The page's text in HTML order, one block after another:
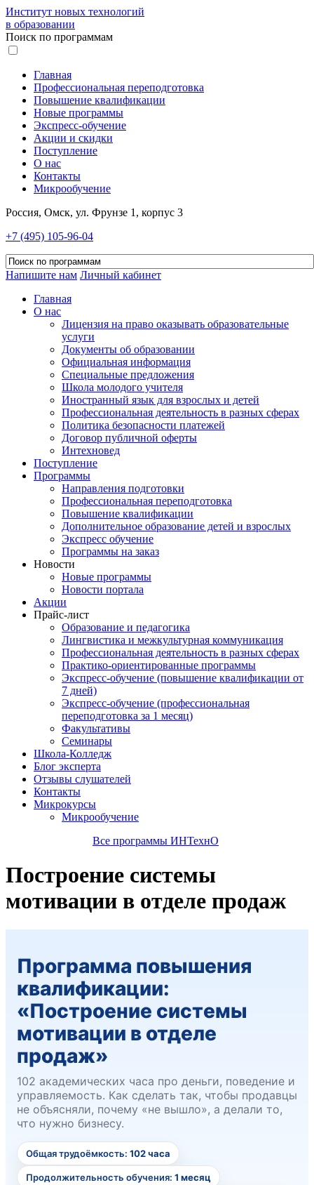
Институт новых технологий
в образовании
Поиск по программам
Главная
Профессиональная переподготовка
Повышение квалификации
Новые программы
Экспресс-обучение
Акции и скидки
Поступление
О нас
Контакты
Микрообучение
Россия, Омск, ул. Фрунзе 1, корпус 3
+7 (495) 105-96-04
Напишите нам Личный кабинет
Главная
О нас
Лицензия на право оказывать образовательные
услуги
Документы об образовании
Официальная информация
Специальные предложения
Школа молодого учителя
Иностранный язык для взрослых и детей
Профессиональная деятельность в разных сферах
Политика безопасности платежей
Договор публичной оферты
Интехновед
Поступление
Программы
Направления подготовки
Профессиональная переподготовка
Повышение квалификации
Дополнительное образование детей и взрослых
Экспресс обучение
Программы на заказ
Новости
Новые программы
Новости портала
Акции
Прайс-лист
Образование и педагогика
Лингвистика и межкультурная коммуникация
Профессиональная деятельность в разных сферах
Практико-ориентированные программы
Экспресс-обучение (повышение квалификации от
7 дней)
Экспресс-обучение (профессиональная
переподготовка за 1 месяц)
Факультативы
Семинары
Школа-Колледж
Блог эксперта
Отзывы слушателей
Контакты
Микрокурсы
Микрообучение
Все программы ИНТехнО
Построение системы
мотивации в отделе продаж
Программа повышения
квалификации:
«Построение системы
мотивации в отделе
продаж»
102 академических часа про деньги, поведение и
управляемость. Как сделать так, чтобы продавцы
не объясняли, почему «не вышло», а делали то,
что нужно бизнесу.
Общая трудоёмкость: 102 часа
Продолжительность обучения: 1 месяц